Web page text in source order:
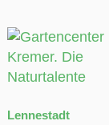
Lennestadt